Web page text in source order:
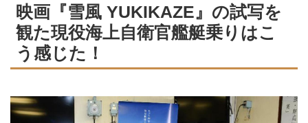
映画『雪風 YUKIKAZE』の試写を
観た現役海上自衛官艦艇乗りはこ
う感じた！